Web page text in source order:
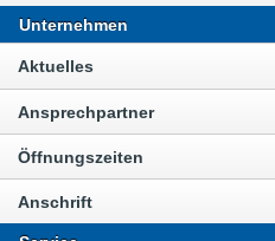
Unternehmen
Aktuelles
Ansprechpartner
Öffnungszeiten
Anschrift